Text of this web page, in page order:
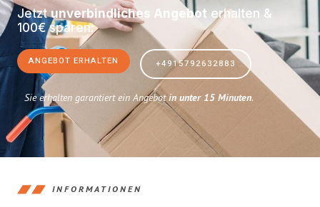
Jetztunverbindliches Angebot erhalten &
100€ sparen:
ANGEBOT ERHALTEN +4915792632883
Sie erhalten garantiert ein Angebotin unter 15 Minuten.
INFORMATIONEN